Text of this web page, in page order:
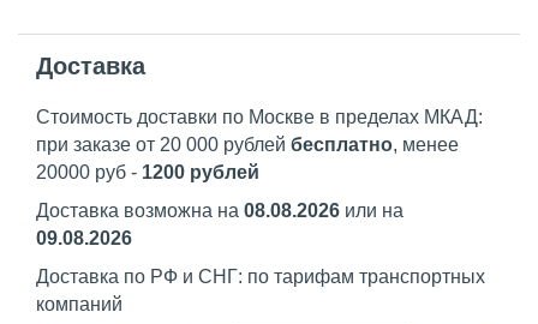
Доставка
Стоимость доставки по Москве в пределах МКАД:
при заказе от 20 000 рублей бесплатно, менее
20000 руб - 1200 рублей
Доставка возможна на 08.08.2026 или на
09.08.2026
Доставка по РФ и СНГ: по тарифам транспортных
компаний